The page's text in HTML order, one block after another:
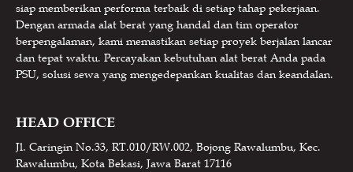
siap memberikan performa terbaik di setiap tahap pekerjaan.
Dengan armada alat berat yang handal dan tim operator
berpengalaman, kami memastikan setiap proyek berjalan lancar
dan tepat waktu. Percayakan kebutuhan alat berat Anda pada
PSU, solusi sewa yang mengedepankan kualitas dan keandalan.
HEAD OFFICE
Jl. Caringin No.33, RT.010/RW.002, Bojong Rawalumbu, Kec.
Rawalumbu, Kota Bekasi, Jawa Barat 17116